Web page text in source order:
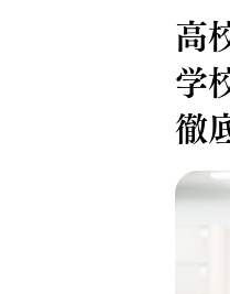
高
学
徹